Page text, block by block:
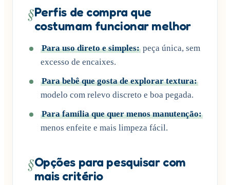
§Perfis de compra que
costumam funcionar melhor
Para uso direto e simples: peça única, sem
excesso de encaixes.
Para bebê que gosta de explorar textura:
modelo com relevo discreto e boa pegada.
Para família que quer menos manutenção:
menos enfeite e mais limpeza fácil.
§Opções para pesquisar com
mais critério